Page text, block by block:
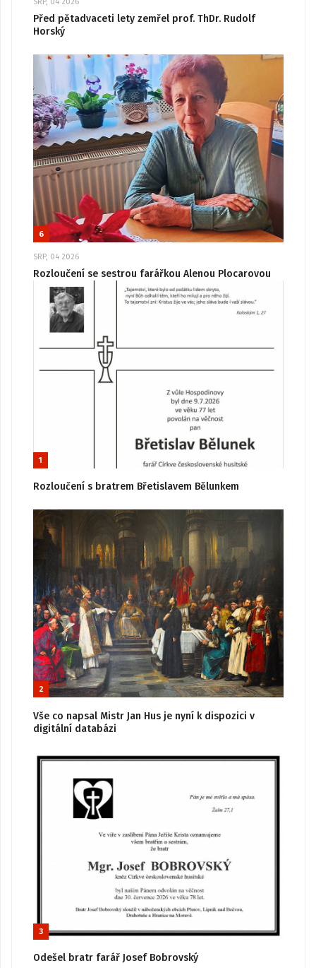
SRP, 04 2026
Před pětadvaceti lety zemřel prof. ThDr. Rudolf
Horský
6
SRP, 04 2026
Rozloučení se sestrou farářkou Alenou Plocarovou
1
Rozloučení s bratrem Břetislavem Bělunkem
2
Vše co napsal Mistr Jan Hus je nyní k dispozici v
digitální databázi
3
Odešel bratr farář Josef Bobrovský